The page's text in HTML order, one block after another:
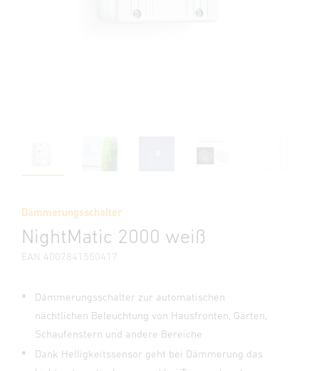
Dämmerungsschalter
NightMatic 2000 weiß
EAN 4007841550417
Dämmerungsschalter zur automatischen
nächtlichen Beleuchtung von Hausfronten, Gärten,
Schaufenstern und andere Bereiche
Dank Helligkeitssensor geht bei Dämmerung das